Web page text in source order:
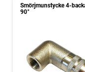
Smörjmunstycke 4-
90°